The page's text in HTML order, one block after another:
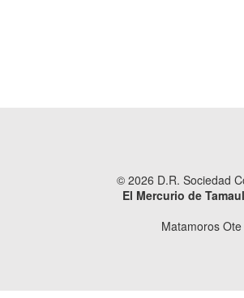
© 2026 D.R. Sociedad
El Mercurio de
Matamoros